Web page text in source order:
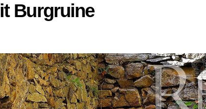
Burgruine